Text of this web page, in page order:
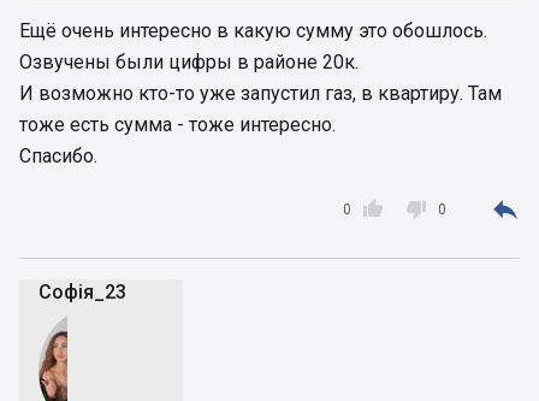
Ещё очень интересно в какую сумму это обошлось.
Озвучены были цифры в районе 20к.
И возможно кто-то уже запустил газ, в квартиру. Там
тоже есть сумма - тоже интересно.
Спасибо.

0  0 
Софія_23